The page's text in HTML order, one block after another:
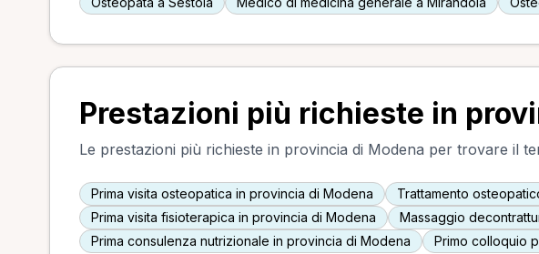
Prestazioni più richieste in
Le prestazioni più richieste in provincia di Modena per trovare il
Prima visita osteopatica in provincia di Modena Trattamento
Prima visita fisioterapica in provincia di Modena
Massaggio
Prima consulenza nutrizionale in provincia di Modena
Primo colloquio